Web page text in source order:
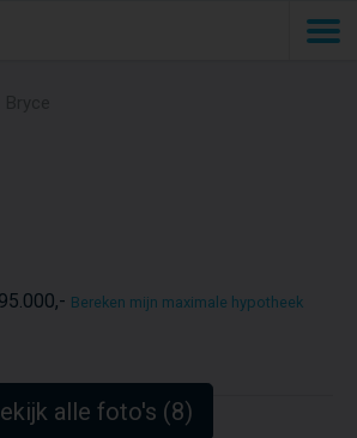
Bereken mijn maximale hypotheek
alle foto's (8)